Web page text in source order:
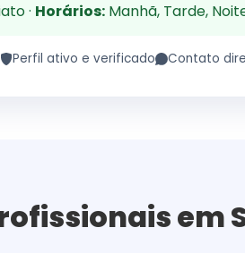
· Horários:Manhã, Tarde,
Perfil ativo e verificado Contato
em